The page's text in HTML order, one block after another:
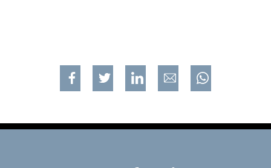
Jaa FacebookissaJaa TwitterissaJaa LinkedinissäJaa sähköpostilla